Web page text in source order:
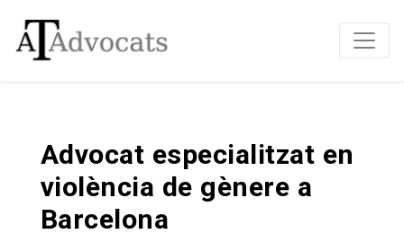
Advocat especialitzat en
violència de gènere a
Barcelona